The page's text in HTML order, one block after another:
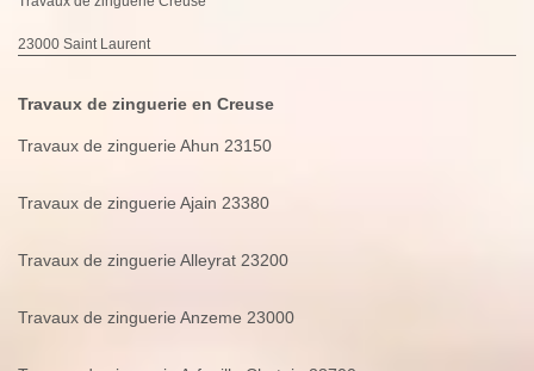
23000 Saint Laurent
Travaux de zinguerie en Creuse
Travaux de zinguerie Ahun 23150
Travaux de zinguerie Ajain 23380
Travaux de zinguerie Alleyrat 23200
Travaux de zinguerie Anzeme 23000